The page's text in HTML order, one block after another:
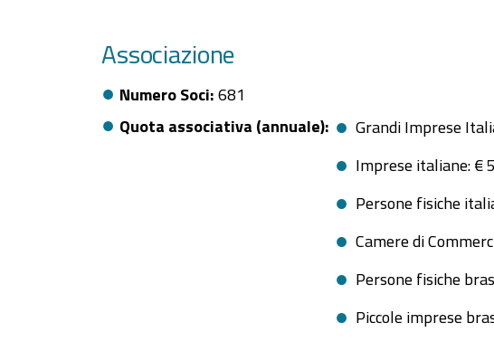
Associazione
Numero Soci 681
Quota associativa (annuale)
Grandi Imprese
Imprese italiane: €
Persone fisiche
Camere di
Persone fisiche
Piccole imprese